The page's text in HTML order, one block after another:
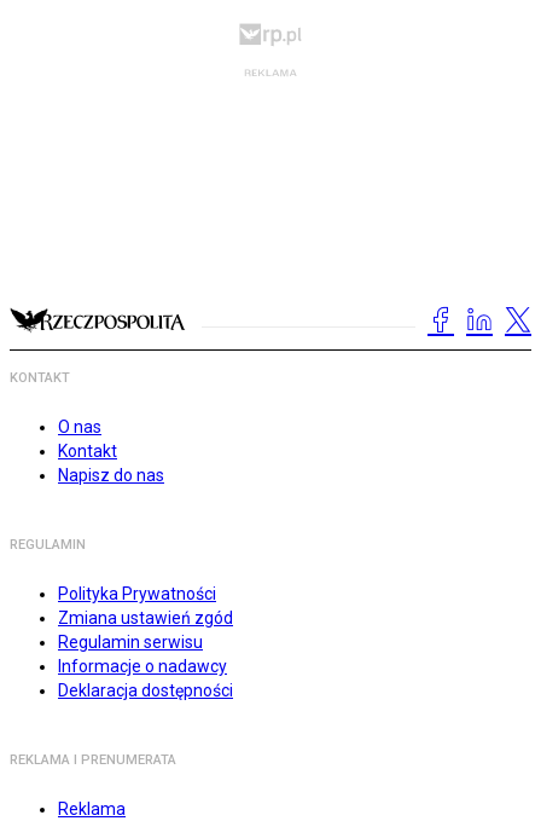
KONTAKT
O nas
Kontakt
Napisz do nas
REGULAMIN
Polityka Prywatności
Zmiana ustawień zgód
Regulamin serwisu
Informacje o nadawcy
Deklaracja dostępności
REKLAMA I PRENUMERATA
Reklama